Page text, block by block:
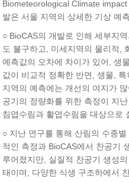
Biometeorological Climate
발은 서울 지역의 상세한 기상 예
○ BioCAS의 개발로 인해 세부지
도 불구하고, 미세지역의 물리적,
예측값의 오차에 차이가 있어, 생
값이 비교적 정확한 반면, 생물,
지역의 예측에는 개선의 여지가
공기의 정량화를 위한 측정이 지
침엽수림과 활엽수림을 대상으로
○ 지난 연구를 통해 산림의 수종
적인 측정과 BioCAS에서 찬공기
루어졌지만, 실질적 찬공기 생성
태이며, 다양한 식생 구조하에서